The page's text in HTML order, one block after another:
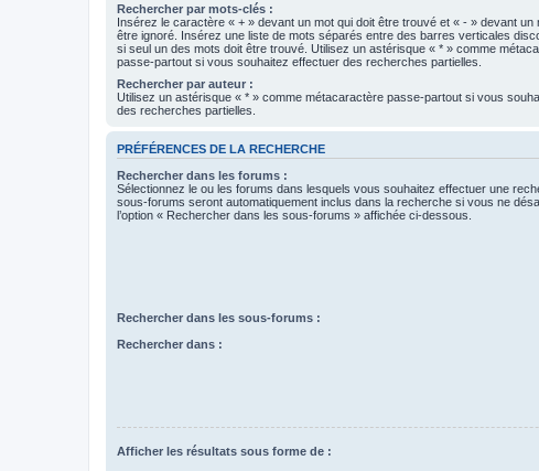
Rechercher par mots-clés :
Insérez le caractère « + » devant un mot qui doit être trouvé et « - » devant un
être ignoré. Insérez une liste de mots séparés entre des barres verticales
si seul un des mots doit être trouvé. Utilisez un astérisque « * » comme
passe-partout si vous souhaitez effectuer des recherches partielles.
Rechercher par auteur :
Utilisez un astérisque « * » comme métacaractère passe-partout si vous
des recherches partielles.
PRÉFÉRENCES DE LA RECHERCHE
Rechercher dans les forums :
Sélectionnez le ou les forums dans lesquels vous souhaitez effectuer une
sous-forums seront automatiquement inclus dans la recherche si vous ne
l’option « Rechercher dans les sous-forums » affichée ci-dessous.
Rechercher dans les sous-forums :
Rechercher dans :
Afficher les résultats sous forme de :